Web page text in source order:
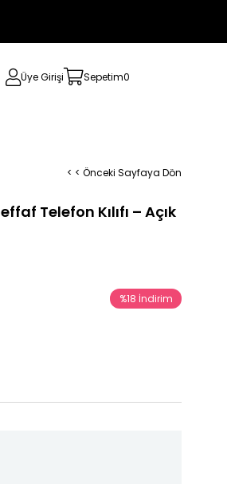
Üye Girişi Sepetim0
< < Önceki Sayfaya Dön
Telefon Kılıfı – Açık
%18 İndirim